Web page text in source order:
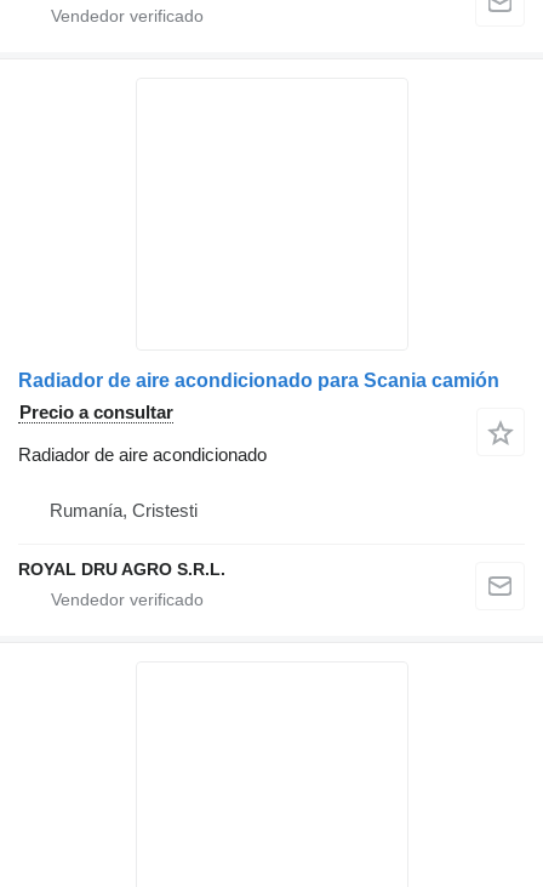
Radiador de aire acondicionado para Scania camión
Precio a consultar
Radiador de aire acondicionado
Rumanía, Cristesti
ROYAL DRU AGRO S.R.L.